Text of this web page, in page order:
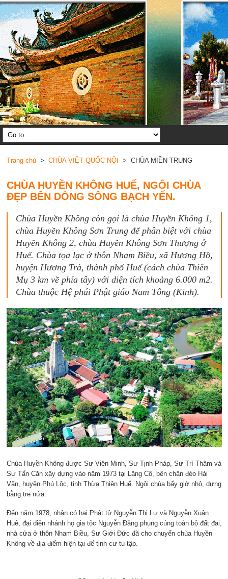
Trang chủ> CHÙA VIỆT QUỐC NỘI > CHÙA MIỀN TRUNG
CHÙA HUYỀN KHÔNG HUẾ, NGÔI CHÙA
ĐẸP BÊN DÒNG SÔNG BẠCH YẾN.
Chùa Huyền Không còn gọi là chùa Huyền Không 1,
chùa Huyền Không Sơn Trung để phân biệt với chùa
Huyền Không 2, chùa Huyền Không Sơn Thượng ở
Huế. Chùa tọa lạc ở thôn Nham Biều, xã Hương Hồ,
huyện Hương Trà, thành phố Huế (cách chùa Thiên
Mụ 3 km về phía tây) với diện tích khoảng 6.000 m2.
Chùa thuộc Hệ phái Phật giáo Nam Tông (Kinh).
Chùa Huyền Không được Sư Viên Minh, Sư Tịnh Pháp, Sư Trí Thâm và
Sư Tấn Căn xây dựng vào năm 1973 tại Lăng Cô, bên chân đèo Hải
Vân, huyện Phú Lộc, tỉnh Thừa Thiên Huế. Ngôi chùa bấy giờ nhỏ, dựng
bằng tre nứa.
Đến năm 1978, nhân có hai Phật tử Nguyễn Thị Lự và Nguyễn Xuân
Huê, đại diện nhánh họ gia tộc Nguyễn Đăng phụng cúng toàn bộ đất đai,
nhà cửa ở thôn Nham Biều, Sư Giới Đức đã cho chuyển chùa Huyền
Không về địa điểm hiện tại để tịnh cư tu tập.